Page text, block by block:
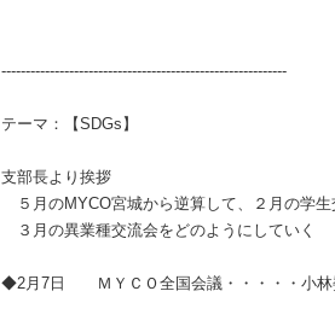
-----------------------------------------------------------
テーマ：【SDGs 】
支部長より挨拶
５月のMYCO宮城から逆算して、２月の学
３月の異業種交流会をどのようにしていく
◆2月 7 日 ＭＹＣＯ全国会議・・・・・小林